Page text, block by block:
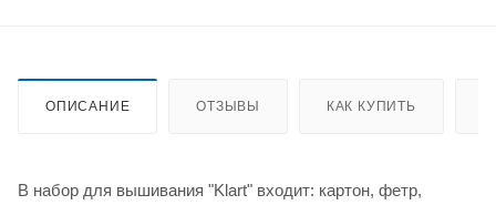
ОПИСАНИЕ ОТЗЫВЫ КАК КУПИТЬ
В набор для вышивания "Klart" входит: картон, фетр,